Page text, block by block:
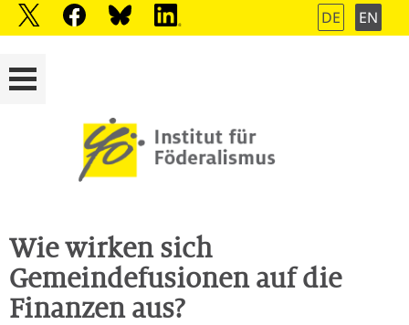
DE EN
Wie wirken sich
Gemeindefusionen auf die
Finanzen aus?